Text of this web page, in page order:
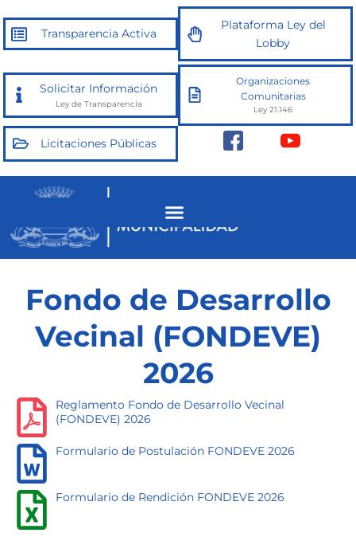
contenido
Transparencia Activa
Plataforma Ley del
Lobby
Solicitar Información
Ley de Transparencia
Organizaciones
Comunitarias
Ley 21.146
Licitaciones Públicas
Fondo de Desarrollo
Vecinal (FONDEVE)
2026
Reglamento Fondo de Desarrollo Vecinal
(FONDEVE) 2026
Formulario de Postulación FONDEVE 2026
Formulario de Rendición FONDEVE 2026